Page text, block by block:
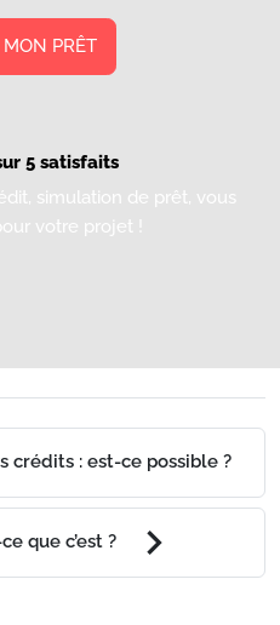
PRÊT
5 satisfaits
simulation de prêt, vous
votre projet !
crédits : est-ce possible ?
que c’est ? chevron_right